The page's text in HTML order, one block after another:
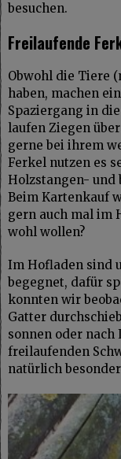
besuchen.
Freilaufende
Obwohl die Tiere
haben, machen
Spaziergang in
laufen Ziegen
gerne bei ihrem
Ferkel nutzen es
Holzstangen- und
Beim Kartenkauf
gern auch mal im
wohl wollen?
Im Hofladen sind
begegnet, dafür
konnten wir
Gatter
sonnen oder nach
freilaufenden
natürlich